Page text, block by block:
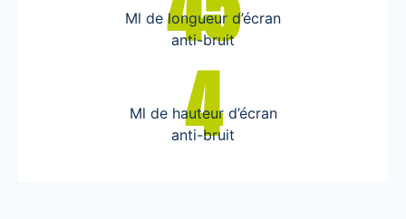
Ml de longueur d’écran
anti-bruit
4
Ml de hauteur d’écran
anti-bruit